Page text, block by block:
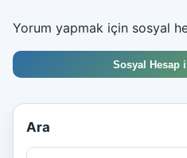
Yorum yapmak için sosyal
Sosyal Hesap
Ara